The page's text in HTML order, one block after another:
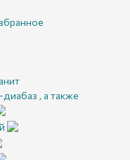
, а также